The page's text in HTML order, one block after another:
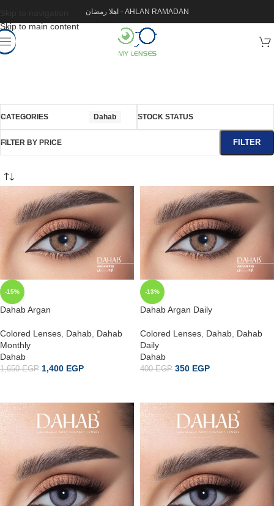
Skip to main content
اهلا رمضان - AHLAN RAMADAN
CATEGORIES Dahab STOCK STATUS
FILTER BY PRICE FILTER
-15%
Dahab Argan
Colored Lenses Dahab Dahab
Monthly
Dahab
1,650EGP 1,400 EGP
-13%
Dahab Argan Daily
Colored Lenses Dahab Dahab
Daily
Dahab
400EGP 350 EGP